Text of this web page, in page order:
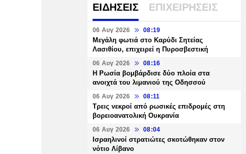
ΕΙΔΗΣΕΙΣ ΕΠΙΧΕΙΡΗΣΕΙΣ
06 Αυγ 2026 08:19
Μεγάλη φωτιά στο Καρύδι Σητείας
Λασιθίου, επιχειρεί η Πυροσβεστική
06 Αυγ 2026 08:16
Η Ρωσία βομβάρδισε δύο πλοία στα
ανοιχτά του λιμανιού της Οδησσού
06 Αυγ 2026 08:11
Τρεις νεκροί από ρωσικές επιδρομές στη
βορειοανατολική Ουκρανία
06 Αυγ 2026 08:04
Ισραηλινοί στρατιώτες σκοτώθηκαν στον
νότιο Λίβανο